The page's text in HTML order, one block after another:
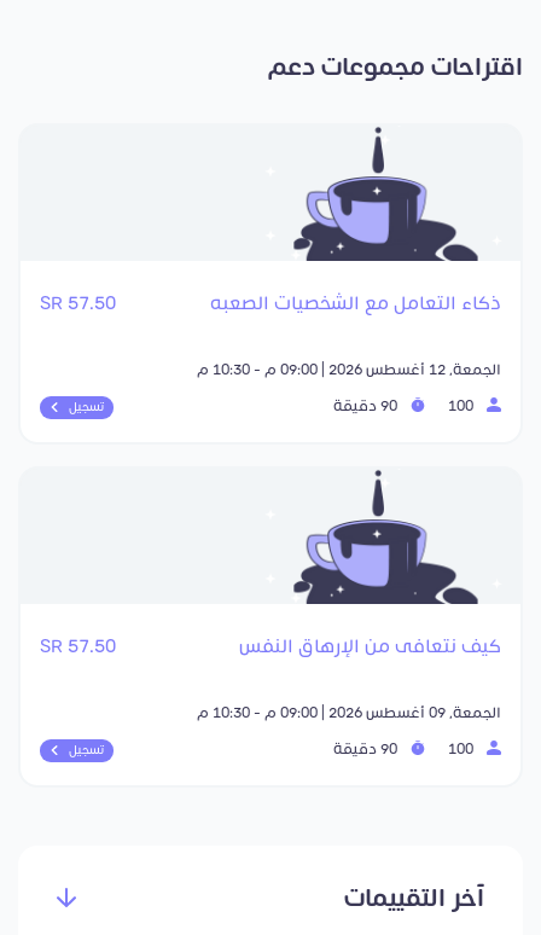
اقتراحات مجموعات دعم
ذكاء التعامل مع الشخصيات الصعبه 57.50 SR
الجمعة, 12 أغسطس 2026 | 09:00 م - 10:30 م
تسجيل
كيف نتعافى من الإرهاق النفس 57.50 SR
الجمعة, 09 أغسطس 2026 | 09:00 م - 10:30 م
تسجيل
آخر التقييمات